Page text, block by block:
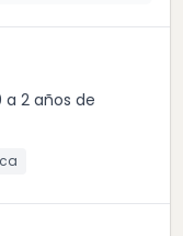
2 años de